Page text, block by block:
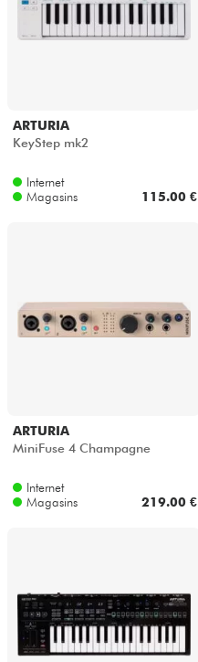
ARTURIA
KeyStep mk2
Internet
Magasins
115.00 €
ARTURIA
MiniFuse 4 Champagne
Internet
Magasins
219.00 €